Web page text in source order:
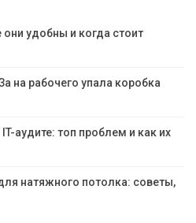
удобны и когда стоит
на рабочего упала коробка
аудите: топ проблем и как их
натяжного потолка: советы,